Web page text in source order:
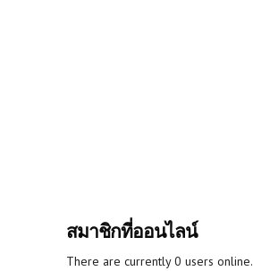
สมาชิกที่ออนไลน์
There are currently 0 users online.